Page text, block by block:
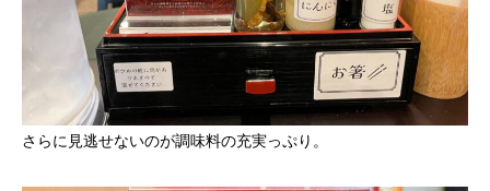
さらに見逃せないのが調味料の充実っぷり。